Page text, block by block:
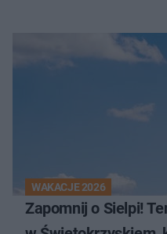
WAKACJE 2026
Zapomnij o Sielpi!